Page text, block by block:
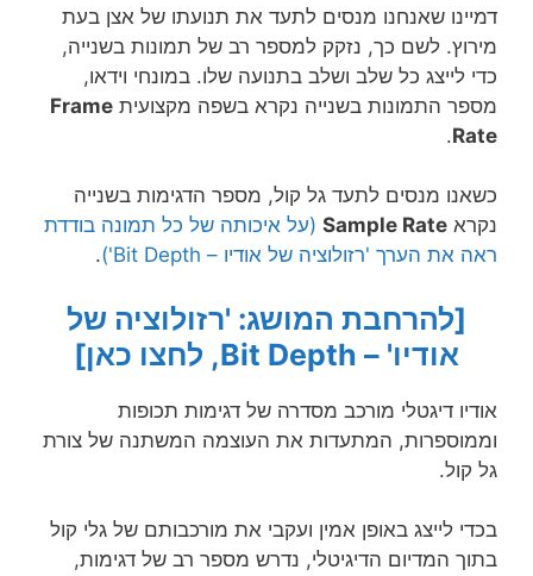
דמיינו שאנחנו מנסים לתעד את תנועתו של אצן בעת
מירוץ. לשם כך, נזקק למספר רב של תמונות בשנייה,
כדי לייצג כל שלב ושלב בתנועה שלו. במונחי וידאו,
מספר התמונות בשנייה נקרא בשפה מקצועית Frame
Rate
.
כשאנו מנסים לתעד גל קול, מספר הדגימות בשנייה
נקרא Sample Rate (על איכותה של כל תמונה בודדת
ראה את הערך 'רזולוציה של אודיו – Bit Depth')
.
[להרחבת המושג: 'רזולוציה של
אודיו' – Bit Depth, לחצו כאן]
אודיו דיגטלי מורכב מסדרה של דגימות תכופות
וממוספרות, המתעדות את העוצמה המשתנה של צורת
גל קול.
בכדי לייצג באופן אמין ועקבי את מורכבותם של גלי קול
בתוך המדיום הדיגיטלי, נדרש מספר רב של דגימות,